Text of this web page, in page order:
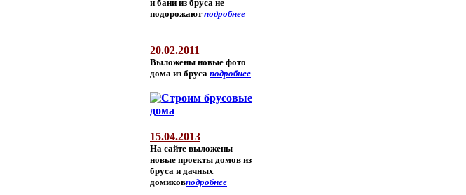
и бани из бруса не
подорожают подробнее
20.02.2011
Выложены новые фото
дома из бруса подробнее
15.04.2013
На сайте выложены
новые проекты домов из
бруса и дачных
домиковподробнее